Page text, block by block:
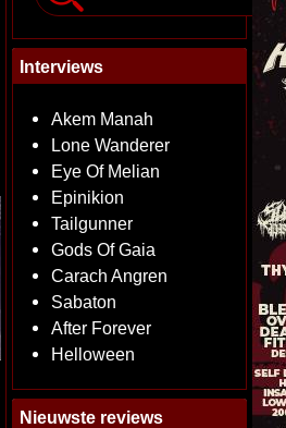
Interviews
Akem Manah
Lone Wanderer
Eye Of Melian
Epinikion
Tailgunner
Gods Of Gaia
Carach Angren
Sabaton
After Forever
Helloween
Nieuwste reviews